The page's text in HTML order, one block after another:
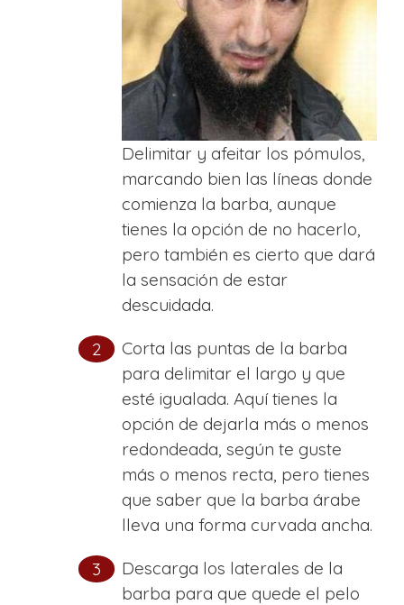
Delimitar y afeitar los pómulos,
marcando bien las líneas donde
comienza la barba, aunque
tienes la opción de no hacerlo,
pero también es cierto que dará
la sensación de estar
descuidada.
Corta las puntas de la barba
para delimitar el largo y que
esté igualada. Aquí tienes la
opción de dejarla más o menos
redondeada, según te guste
más o menos recta, pero tienes
que saber que la barba árabe
lleva una forma curvada ancha.
Descarga los laterales de la
barba para que quede el pelo